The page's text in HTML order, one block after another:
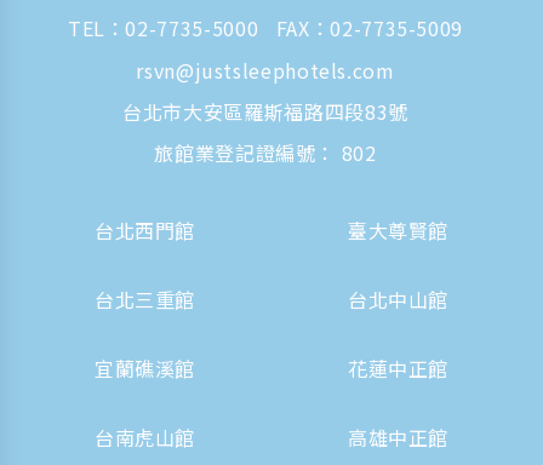
TEL：02-7735-5000
FAX：02-7735-5009
rsvn@justsleephotels.com
台北市大安區羅斯福路四段83號
旅館業登記證編號： 802
台北西門館 臺大尊賢館
台北三重館 台北中山館
宜蘭礁溪館 花蓮中正館
台南虎山館 高雄中正館